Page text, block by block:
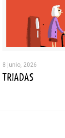
8 junio, 2026
TRIADAS